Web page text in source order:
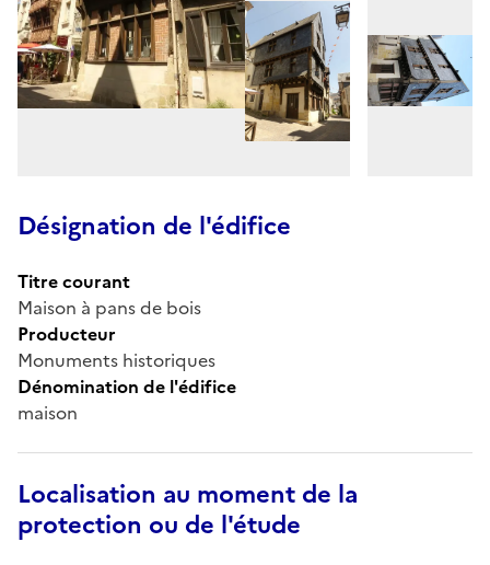
Désignation de l'édifice
Titre courant
Maison à pans de bois
Producteur
Monuments historiques
Dénomination de l'édifice
maison
Localisation au moment de la
protection ou de l'étude